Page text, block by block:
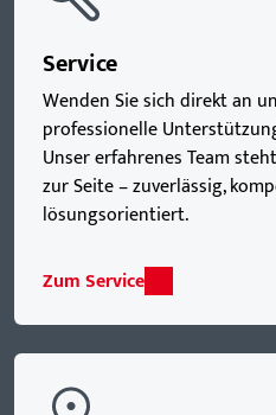
Service
Wenden Sie sich direkt an
professionelle
Unser erfahrenes Team
zur Seite – zuverlässig,
lösungsorientiert.
Zum Service